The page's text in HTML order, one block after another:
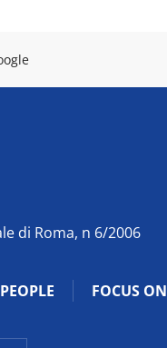
di Roma, n 6/2006
FOCUS ON